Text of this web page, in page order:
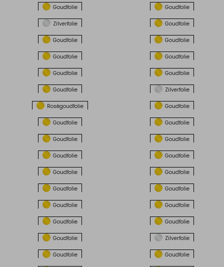
Goudfolie Goudfolie
Zilverfolie Goudfolie
Goudfolie Goudfolie
Goudfolie Goudfolie
Goudfolie Goudfolie
Goudfolie Zilverfolie
Roségoudfolie Goudfolie
Goudfolie Goudfolie
Goudfolie Goudfolie
Goudfolie Goudfolie
Goudfolie Goudfolie
Goudfolie Goudfolie
Goudfolie Goudfolie
Goudfolie Goudfolie
Goudfolie Zilverfolie
Goudfolie Goudfolie